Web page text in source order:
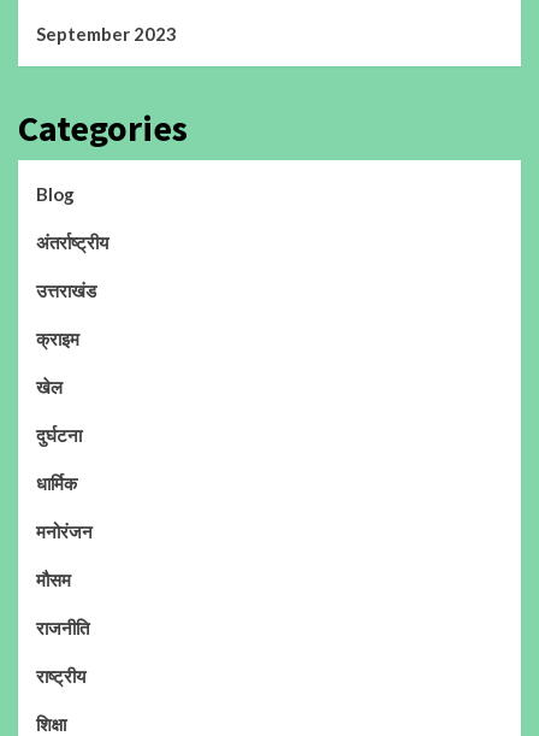
September 2023
Categories
Blog
अंतर्राष्ट्रीय
उत्तराखंड
क्राइम
खेल
दुर्घटना
धार्मिक
मनोरंजन
मौसम
राजनीति
राष्ट्रीय
शिक्षा